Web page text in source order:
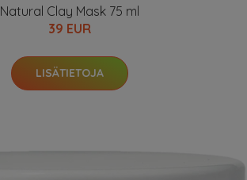
Natural Clay Mask 75 ml
39 EUR
LISÄTIETOJA